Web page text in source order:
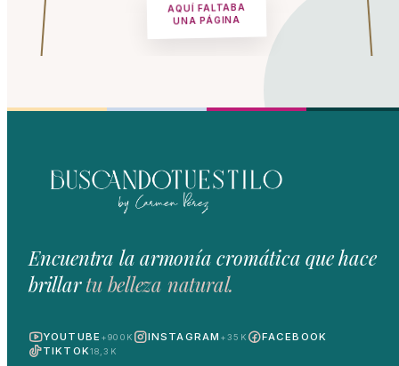
AQUÍ FALTABA
UNA PÁGINA
Encuentra la armonía cromática que hace
brillartu belleza natural.
YOUTUBE +900K INSTAGRAM +35K
FACEBOOK
TIKTOK18,3K